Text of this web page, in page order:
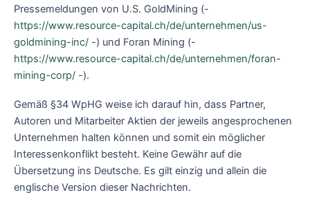
Pressemeldungen von U.S. GoldMining (-
https://www.resource-capital.ch/de/unternehmen/us-
goldmining-inc/ -) und Foran Mining (-
https://www.resource-capital.ch/de/unternehmen/foran-
mining-corp/ -).
Gemäß §34 WpHG weise ich darauf hin, dass Partner,
Autoren und Mitarbeiter Aktien der jeweils angesprochenen
Unternehmen halten können und somit ein möglicher
Interessenkonflikt besteht. Keine Gewähr auf die
Übersetzung ins Deutsche. Es gilt einzig und allein die
englische Version dieser Nachrichten.